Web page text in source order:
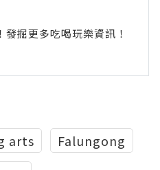
掘更多吃喝玩樂資訊！
arts
Falungong